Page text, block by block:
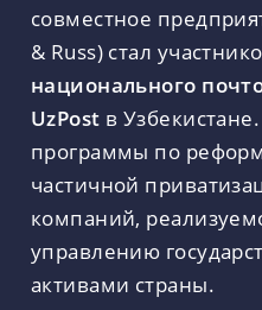
совместное
& Russ) стал
национального
UzPost в
программы по
частичной
компаний,
управлению
активами страны.